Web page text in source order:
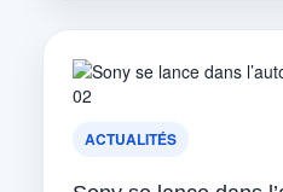
ACTUALITÉS